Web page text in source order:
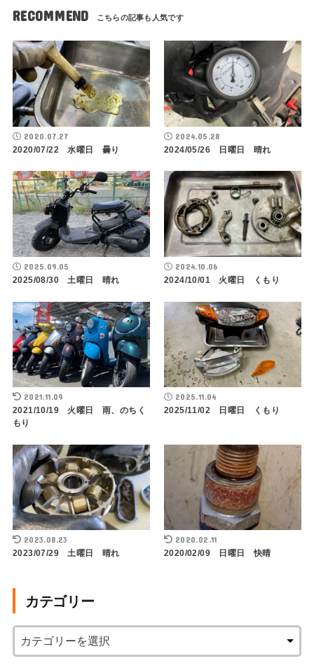
RECOMMEND
2020.07.27
2020/07/22 水曜日 曇り
2024.05.28
2024/05/26 日曜日 晴れ
2025.09.05
2025/08/30 土曜日 晴れ
2024.10.06
2024/10/01 火曜日 くもり
2021.11.09
2021/10/19 火曜日 雨、のちく
もり
2025.11.04
2025/11/02 日曜日 くもり
2023.08.23
2023/07/29 土曜日 晴れ
2020.02.11
2020/02/09 日曜日 快晴
カテゴリー